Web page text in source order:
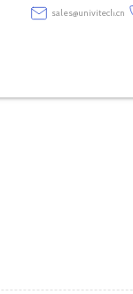
sales@univitech.cn